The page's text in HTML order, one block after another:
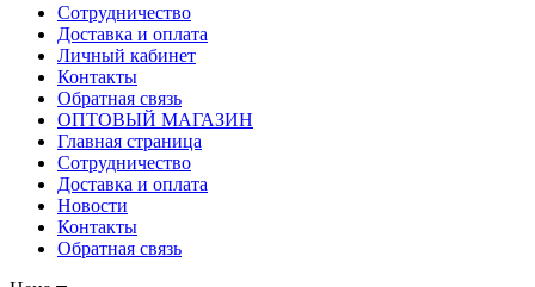
Сотрудничество
Доставка и оплата
Личный кабинет
Контакты
Обратная связь
ОПТОВЫЙ МАГАЗИН
Главная страница
Сотрудничество
Доставка и оплата
Новости
Контакты
Обратная связь